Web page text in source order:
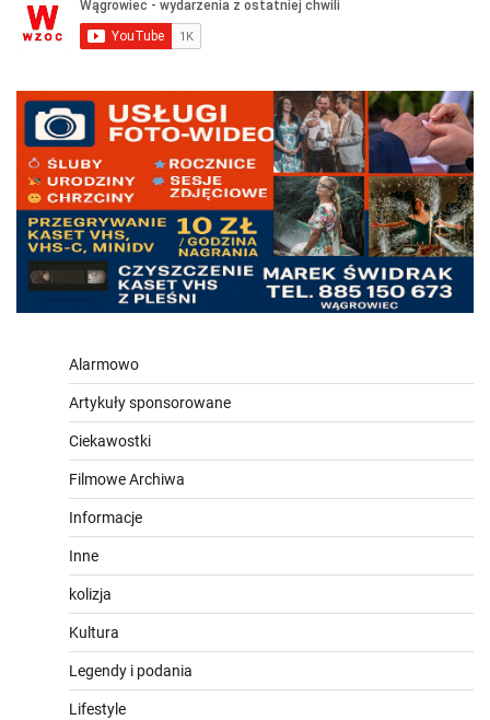
Alarmowo
Artykuły sponsorowane
Ciekawostki
Filmowe Archiwa
Informacje
Inne
kolizja
Kultura
Legendy i podania
Lifestyle